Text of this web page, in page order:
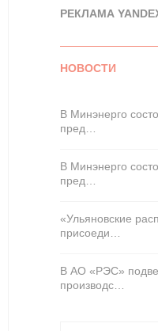
РЕКЛАМА
НОВОСТИ
В Минэнерго
пред…
В Минэнерго
пред…
«Ульяновские
присоеди…
В АО «РЭС»
производс…